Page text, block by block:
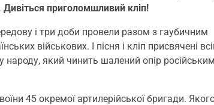
Дивіться приголомшливий кліп!
і три доби провели разом з гаубичним
військових. І пісня і кліп присвячені
який чинить шалений опір російським
45 окремої артилерійської бригади.